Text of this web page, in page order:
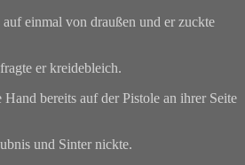
auf einmal von draußen und er zuckte
er kreidebleich.
Hand bereits auf der Pistole an ihrer Seite
und Sinter nickte.